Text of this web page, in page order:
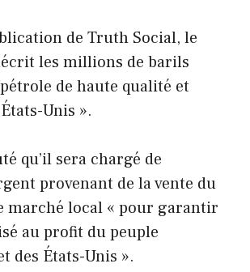
de Truth Social, le
les millions de barils
de haute qualité et
Unis ».
qu’il sera chargé de
provenant de la vente du
marché local « pour garantir
au profit du peuple
des États-Unis ».